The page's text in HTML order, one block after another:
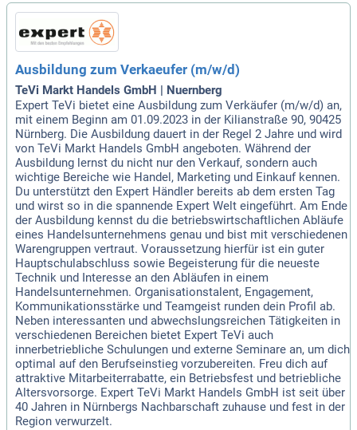
Ausbildung zum Verkaeufer (m/w/d)
TeVi Markt Handels GmbH | Nuernberg
Expert TeVi bietet eine Ausbildung zum Verkäufer (m/w/d) an,
mit einem Beginn am 01.09.2023 in der Kilianstraße 90, 90425
Nürnberg. Die Ausbildung dauert in der Regel 2 Jahre und wird
von TeVi Markt Handels GmbH angeboten. Während der
Ausbildung lernst du nicht nur den Verkauf, sondern auch
wichtige Bereiche wie Handel, Marketing und Einkauf kennen.
Du unterstützt den Expert Händler bereits ab dem ersten Tag
und wirst so in die spannende Expert Welt eingeführt. Am Ende
der Ausbildung kennst du die betriebswirtschaftlichen Abläufe
eines Handelsunternehmens genau und bist mit verschiedenen
Warengruppen vertraut. Voraussetzung hierfür ist ein guter
Hauptschulabschluss sowie Begeisterung für die neueste
Technik und Interesse an den Abläufen in einem
Handelsunternehmen. Organisationstalent, Engagement,
Kommunikationsstärke und Teamgeist runden dein Profil ab.
Neben interessanten und abwechslungsreichen Tätigkeiten in
verschiedenen Bereichen bietet Expert TeVi auch
innerbetriebliche Schulungen und externe Seminare an, um dich
optimal auf den Berufseinstieg vorzubereiten. Freu dich auf
attraktive Mitarbeiterrabatte, ein Betriebsfest und betriebliche
Altersvorsorge. Expert TeVi Markt Handels GmbH ist seit über
40 Jahren in Nürnbergs Nachbarschaft zuhause und fest in der
Region verwurzelt.